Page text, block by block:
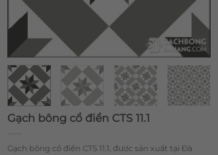
Gạch bông cổ điển CTS 11.1
Gạch bông cổ điển CTS 11.1, được sản xuất tại Đà